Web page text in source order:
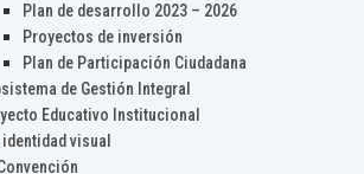
Plan de desarrollo 2023 – 2026
Proyectos de inversión
Plan de Participación Ciudadana
de Gestión Integral
Educativo Institucional
visual